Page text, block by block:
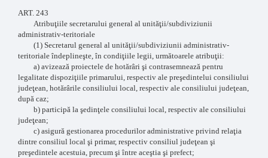
ART. 243
Atribuţiile secretarului general al unităţii/subdiviziunii
administrativ-teritoriale
(1) Secretarul general al unităţii/subdiviziunii administrativ-
teritoriale îndeplineşte, în condiţiile legii, următoarele atribuţii:
a) avizează proiectele de hotărâri şi contrasemnează pentru
legalitate dispoziţiile primarului, respectiv ale preşedintelui consiliului
judeţean, hotărârile consiliului local, respectiv ale consiliului judeţean,
după caz;
b) participă la şedinţele consiliului local, respectiv ale consiliului
judeţean;
c) asigură gestionarea procedurilor administrative privind relaţia
dintre consiliul local şi primar, respectiv consiliul judeţean şi
preşedintele acestuia, precum şi între aceştia şi prefect;